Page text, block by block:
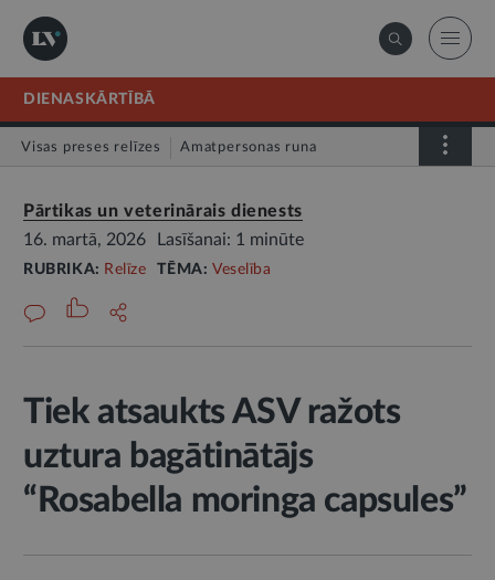
DIENASKĀRTĪBĀ
Visas preses relīzes Amatpersonas runa
Pārtikas un veterinārais dienests
16. martā, 2026
Lasīšanai: 1 minūte
RUBRIKA: Relīze TĒMA:Veselība
Tiek atsaukts ASV ražots
uztura bagātinātājs
“Rosabella moringa capsules”